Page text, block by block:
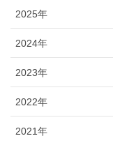
2025年
2024年
2023年
2022年
2021年